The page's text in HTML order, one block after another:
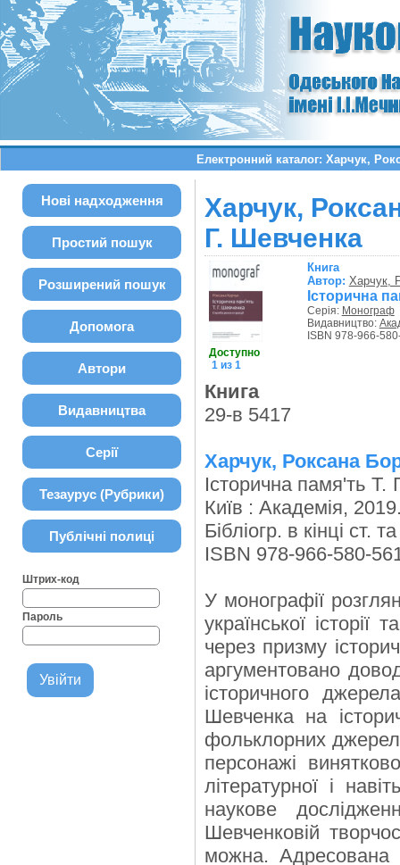
Електронний каталог: Харчук,
Нові надходження
Простий пошук
Розширений пошук
Допомога
Автори
Видавництва
Серії
Тезаурус (Рубрики)
Публічні полиці
Штрих-код
Пароль
Харчук,
Г. Шевченка
Доступно
1 из 1
Книга
Автор: Харчук,
Історична
Серія: Монограф
Видавництво:
ISBN 978-966-
Книга
29-в 5417
Харчук, Роксана
Історична памя'ть Т.
Київ : Академія,
Бібліогр. в кінці ст.
ISBN 978-966-580-
У монографії
української історії
через призму
аргументовано
історичного
Шевченка на
фольклорних джерел,
персонажі
літературної і
наукове
Шевченковій
можна. Адресована